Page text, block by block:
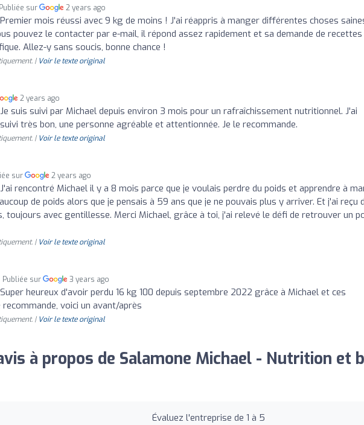
Publiée sur 2 years ago
Premier mois réussi avec 9 kg de moins ! J'ai réappris à manger différentes choses
pouvez le contacter par e-mail, il répond assez rapidement et sa demande de
Allez-y sans soucis, bonne chance !
| Voir le texte original
2 years ago
Je suis suivi par Michael depuis environ 3 mois pour un rafraîchissement nutritionnel. J'ai
très bon, une personne agréable et attentionnée. Je le recommande.
| Voir le texte original
sur 2 years ago
J'ai rencontré Michael il y a 8 mois parce que je voulais perdre du poids et apprendre à
de poids alors que je pensais à 59 ans que je ne pouvais plus y arriver. Et j'ai reçu
toujours avec gentillesse. Merci Michael, grâce à toi, j'ai relevé le défi de retrouver un
| Voir le texte original
Publiée sur 3 years ago
Super heureux d'avoir perdu 16 kg 100 depuis septembre 2022 grâce à Michael et ces
voici un avant/après
| Voir le texte original
à propos de Salamone Michael - Nutrition et
Évaluez l'entreprise de 1 à 5